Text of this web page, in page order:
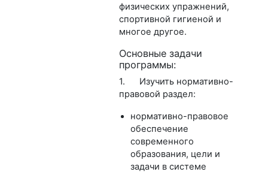
физических упражнений,
спортивной гигиеной и
многое другое.
Основные задачи
программы:
1. Изучить нормативно-
правовой раздел:
нормативно-правовое
обеспечение
современного
образования, цели и
задачи в системе